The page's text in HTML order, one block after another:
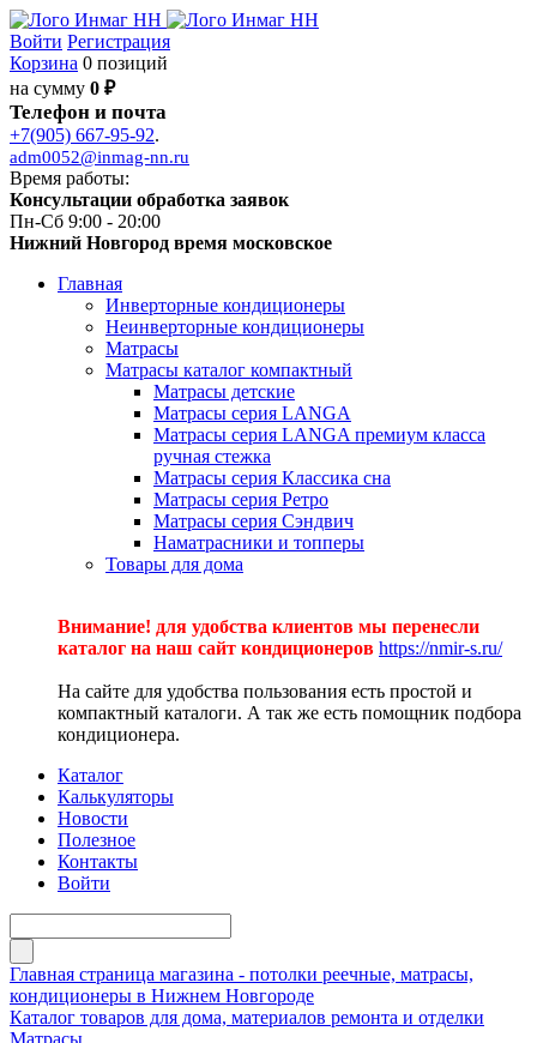
Войти Регистрация
Корзина 0 позиций
на сумму 0 ₽
Телефон и почта
+7(905) 667-95-92.
adm0052@inmag-nn.ru
Время работы:
Консультации обработка заявок
Пн-Сб 9:00 - 20:00
Нижний Новгород время московское
Главная
Инверторные кондиционеры
Неинверторные кондиционеры
Матрасы
Матрасы каталог компактный
Матрасы детские
Матрасы серия LANGA
Матрасы серия LANGA премиум класса
ручная стежка
Матрасы серия Классика сна
Матрасы серия Ретро
Матрасы серия Сэндвич
Наматрасники и топперы
Товары для дома
Внимание! для удобства клиентов мы перенесли
каталог на наш сайт кондиционеров https://nmir-s.ru/
На сайте для удобства пользования есть простой и
компактный каталоги. А так же есть помощник подбора
кондиционера.
Каталог
Калькуляторы
Новости
Полезное
Контакты
Войти
Главная страница магазина - потолки реечные, матрасы,
кондиционеры в Нижнем Новгороде
Каталог товаров для дома, материалов ремонта и отделки
Матрасы